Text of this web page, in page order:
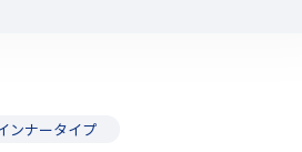
ンナータイプ